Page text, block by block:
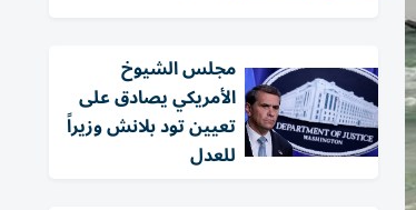
مجلس الشيوخ
الأمريكي يصادق على
تعيين تود بلانش وزيراً
للعدل